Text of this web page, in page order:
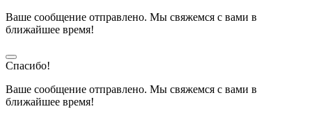
Ваше сообщение отправлено. Мы свяжемся с вами в
ближайшее время!
Спасибо!
Ваше сообщение отправлено. Мы свяжемся с вами в
ближайшее время!